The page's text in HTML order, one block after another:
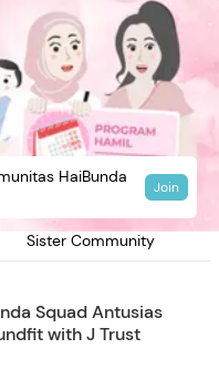
Sister Community
HaiBunda
Join
Squad Antusias
with J Trust